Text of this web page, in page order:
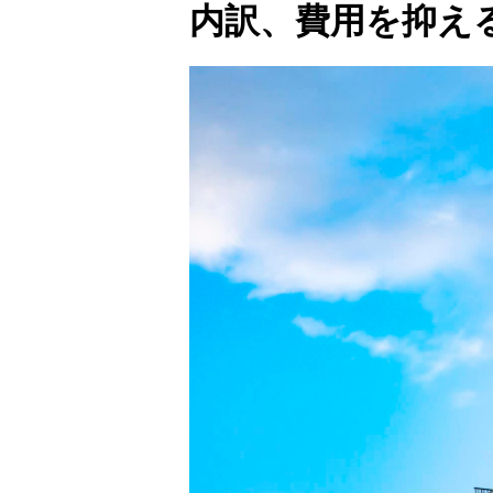
内訳、費用を抑え